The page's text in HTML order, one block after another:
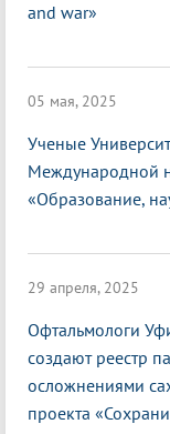
and war»
05 мая, 2025
Ученые
Международной
«Образование,
29 апреля, 2025
Офтальмологи
создают реестр
осложнениями
проекта